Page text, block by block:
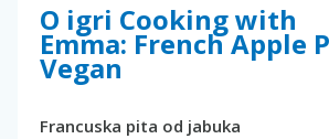
O igri Cooking with
Emma: French Apple
Vegan
Francuska pita od jabuka